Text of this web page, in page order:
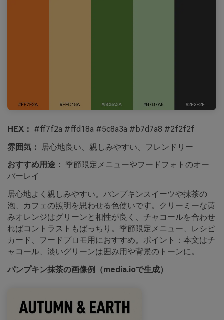
HEX： #ff7f2a #ffd18a #5c8a3a #b7d7a8 #2f2f2f
雰囲気：
居心地良い、親しみやすい、フレンドリー
おすすめ用途： 季節限定メニューやフードフォトのオー
バーレイ
居心地よく親しみやすい。パンプキンスイーツや抹茶の
泡、カフェの照明を思わせる色使いです。クリーミーな黄
みオレンジはグリーンと相性が良く、チャコールを合わせ
ればコントラストもばっちり。季節限定メニュー、レシピ
カード、フードプロモ用におすすめ。ポイント：本文はチ
ャコール、淡いグリーンは囲み用や背景のトーンに。
パンプキン抹茶の画像例（media.ioで生成）